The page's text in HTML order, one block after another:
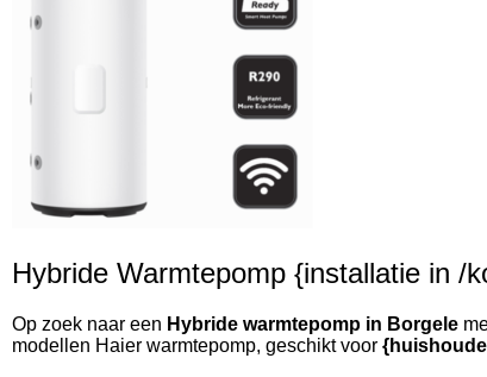
Hybride Warmtepomp {installatie in /
Op zoek naar een Hybride warmtepomp in Borgele
modellen Haier warmtepomp, geschikt voor